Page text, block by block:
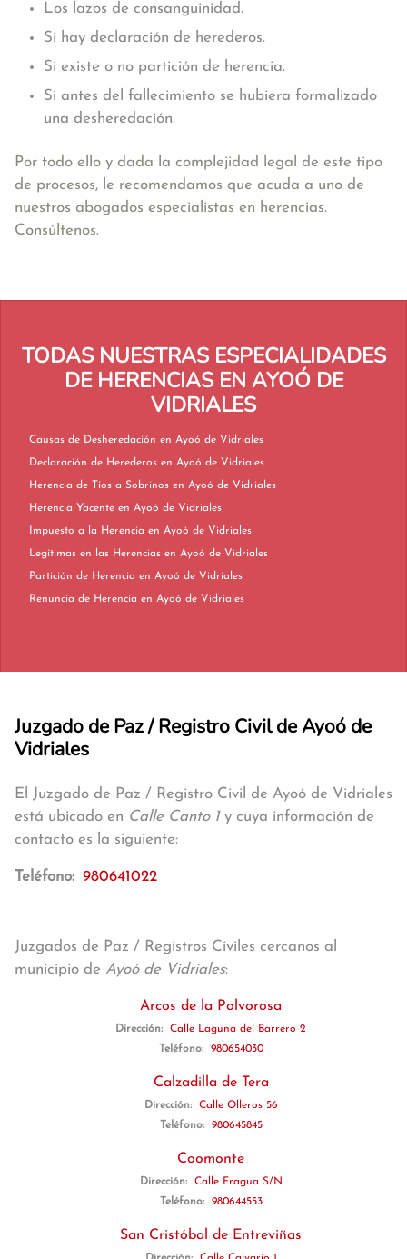
Los lazos de consanguinidad.
Si hay declaración de herederos.
Si existe o no partición de herencia.
Si antes del fallecimiento se hubiera formalizado
una desheredación.
Por todo ello y dada la complejidad legal de este tipo
de procesos, le recomendamos que acuda a uno de
nuestros abogados especialistas en herencias.
Consúltenos.
TODAS NUESTRAS ESPECIALIDADES
DE HERENCIAS EN AYOÓ DE
VIDRIALES
Causas de Desheredación en Ayoó de Vidriales
Declaración de Herederos en Ayoó de Vidriales
Herencia de Tíos a Sobrinos en Ayoó de Vidriales
Herencia Yacente en Ayoó de Vidriales
Impuesto a la Herencia en Ayoó de Vidriales
Legítimas en las Herencias en Ayoó de Vidriales
Partición de Herencia en Ayoó de Vidriales
Renuncia de Herencia en Ayoó de Vidriales
Juzgado de Paz / Registro Civil de Ayoó de
Vidriales
El Juzgado de Paz / Registro Civil de Ayoó de Vidriales
está ubicado en Calle Canto 1y cuya información de
contacto es la siguiente:
Teléfono: 980641022
Juzgados de Paz / Registros Civiles cercanos al
municipio de Ayoó de Vidriales:
Arcos de la Polvorosa
Dirección:
Calle Laguna del Barrero 2
Teléfono:
980654030
Calzadilla de Tera
Dirección:
Calle Olleros 56
Teléfono:
980645845
Coomonte
Dirección:
Calle Fragua S/N
Teléfono:
980644553
San Cristóbal de Entreviñas